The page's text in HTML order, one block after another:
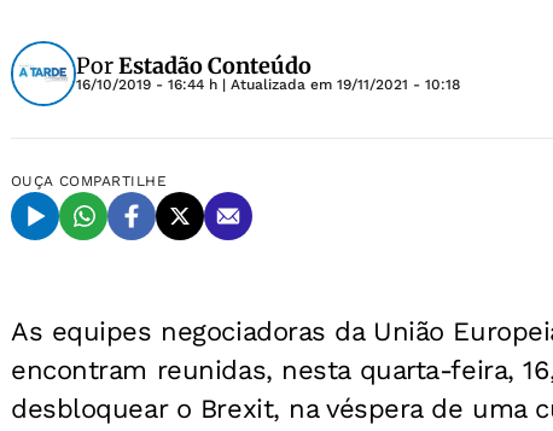
PorEstadão Conteúdo
16/10/2019 - 16:44 h | Atualizada em 19/11/2021 - 10:18
OUÇA COMPARTILHE
As equipes negociadoras da União
encontram reunidas, nesta quarta-feira,
desbloquear o Brexit, na véspera de uma